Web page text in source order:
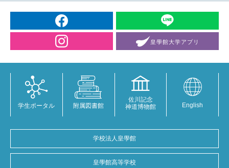
学校法人皇學館
皇學館高等学校
学生ポータル 附属図書館
佐川記念
神道博物館
English
皇學館大学アプリ